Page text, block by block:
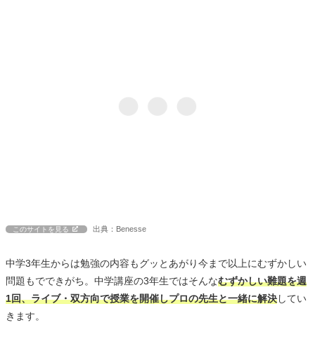
このサイトを見る 出典：Benesse
中学3年生からは勉強の内容もグッとあがり今まで以上にむずかしい
問題もでできがち。中学講座の3年生ではそんなむずかしい難題を週
1回、ライブ・双方向で授業を開催しプロの先生と一緒に解決してい
きます。